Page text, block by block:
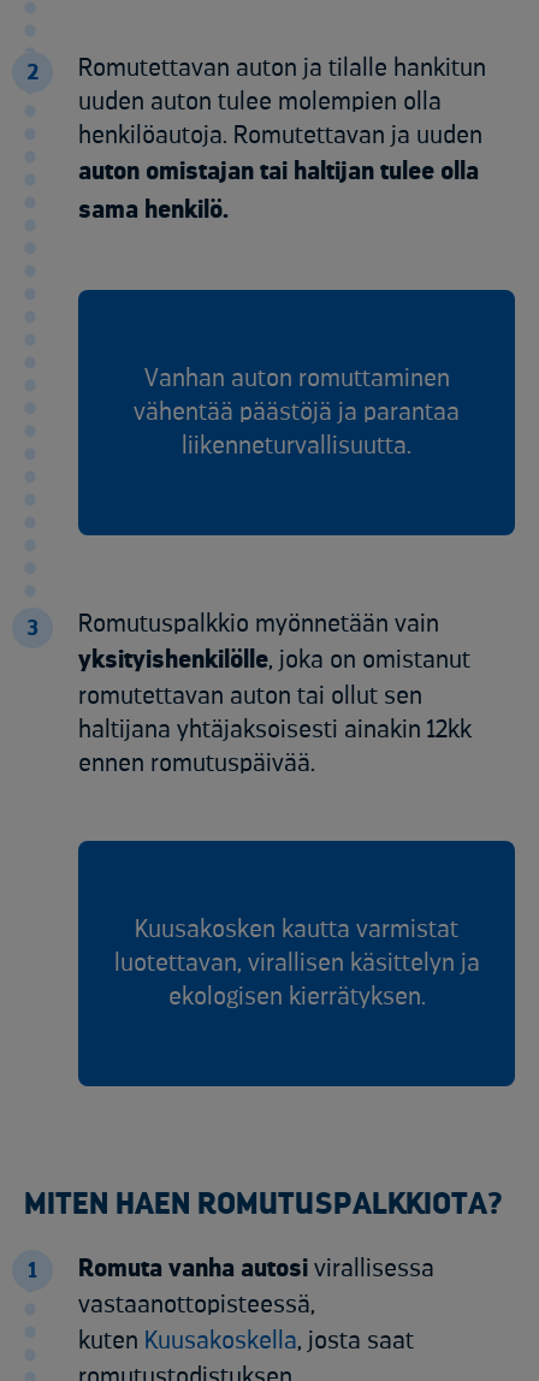
2
Romutettavan auton ja tilalle hankitun
uuden auton tulee molempien olla
henkilöautoja. Romutettavan ja uuden
auton omistajan tai haltijan tulee olla
sama henkilö.
Vanhan auton romuttaminen
vähentää päästöjä ja parantaa
liikenneturvallisuutta.
3
Romutuspalkkio myönnetään vain
yksityishenkilölle, joka on omistanut
romutettavan auton tai ollut sen
haltijana yhtäjaksoisesti ainakin 12kk
ennen romutuspäivää.
Kuusakosken kautta varmistat
luotettavan, virallisen käsittelyn ja
ekologisen kierrätyksen.
MITEN HAEN ROMUTUSPALKKIOTA?
1 Romuta vanha autosi virallisessa
vastaanottopisteessä,
kuten Kuusakoskella, josta saat